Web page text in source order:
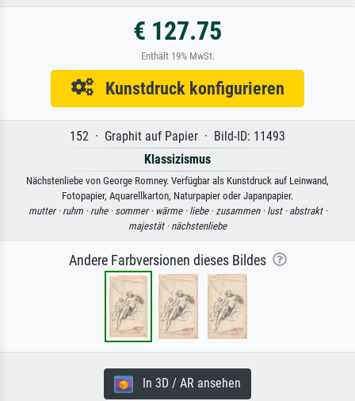
€ 127.75
Enthält 19% MwSt.
Kunstdruck konfigurieren
152 · Graphit auf Papier · Bild-ID: 11493
Klassizismus
Nächstenliebe von George Romney. Verfügbar als Kunstdruck auf Leinwand,
Fotopapier, Aquarellkarton, Naturpapier oder Japanpapier.
mutter · ruhm · ruhe · sommer · wärme · liebe ·zusammen · lust · abstrakt ·
majestät · nächstenliebe
Andere Farbversionen dieses Bildes
In 3D / AR ansehen